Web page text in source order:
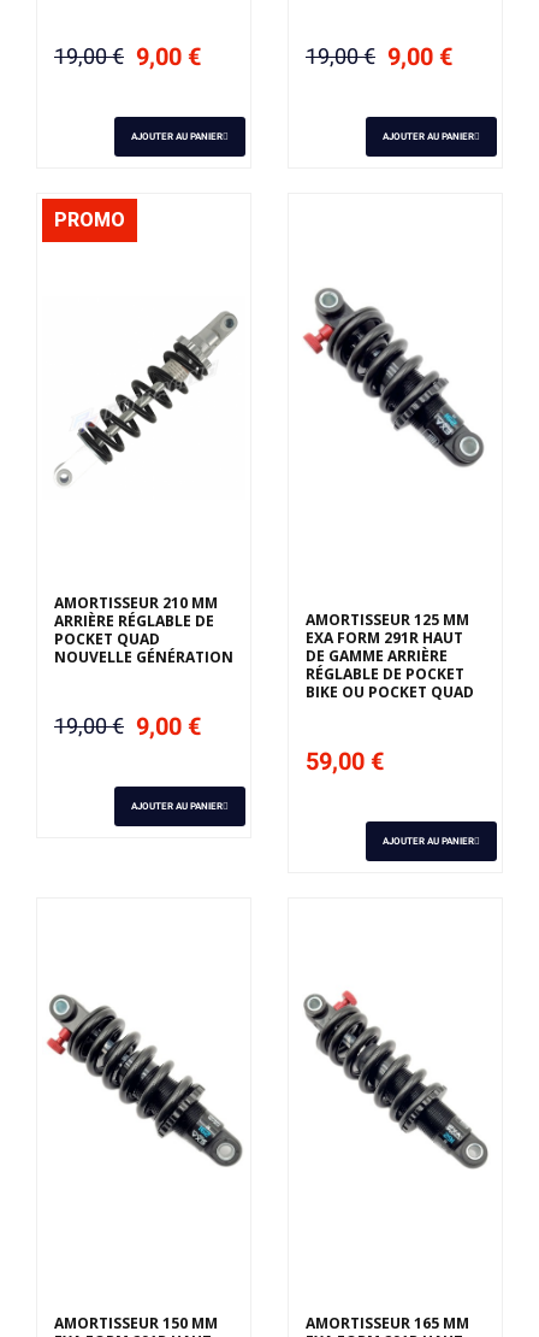
19,00 € 9,00 €
AJOUTER AU PANIER
19,00 € 9,00 €
AJOUTER AU PANIER
PROMO
AMORTISSEUR 210 MM
ARRIÈRE RÉGLABLE DE
POCKET QUAD
NOUVELLE GÉNÉRATION
19,00 € 9,00 €
AJOUTER AU PANIER
AMORTISSEUR 125 MM
EXA FORM 291R HAUT
DE GAMME ARRIÈRE
RÉGLABLE DE POCKET
BIKE OU POCKET QUAD
59,00 €
AJOUTER AU PANIER
AMORTISSEUR 150 MM
AMORTISSEUR 165 MM